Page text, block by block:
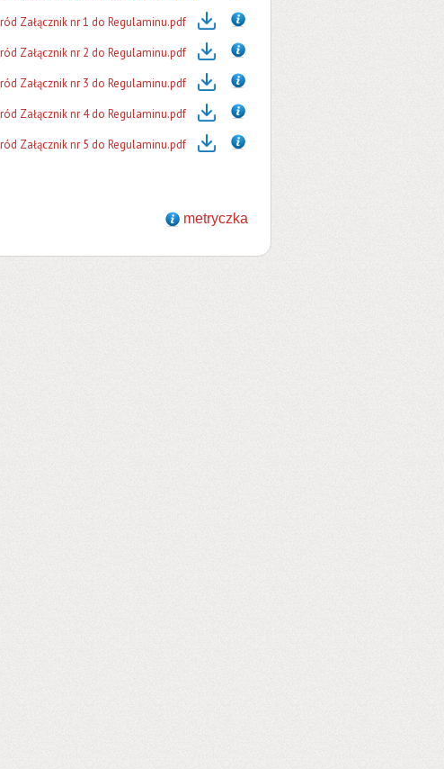
Załącznik nr 1 do Regulaminu.pdf
Załącznik nr 2 do Regulaminu.pdf
Załącznik nr 3 do Regulaminu.pdf
Załącznik nr 4 do Regulaminu.pdf
Załącznik nr 5 do Regulaminu.pdf
metryczka